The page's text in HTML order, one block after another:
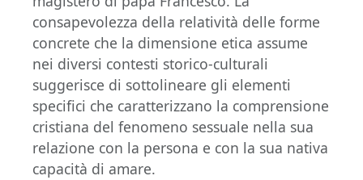
consapevolezza della relatività delle forme
concrete che la dimensione etica assume
nei diversi contesti storico-culturali
suggerisce di sottolineare gli elementi
specifici che caratterizzano la comprensione
cristiana del fenomeno sessuale nella sua
relazione con la persona e con la sua nativa
capacità di amare.